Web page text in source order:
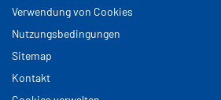
Verwendung von Cookies
Nutzungsbedingungen
Sitemap
Kontakt